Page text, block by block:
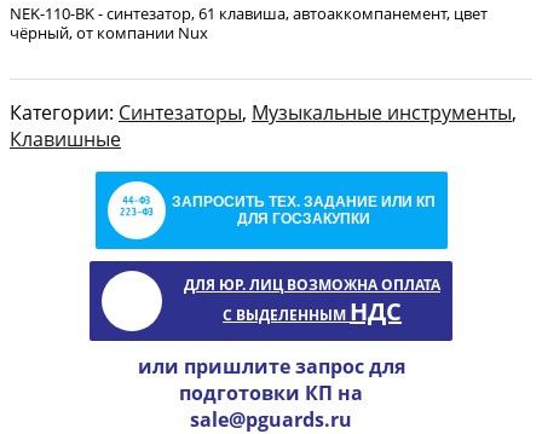
NEK-110-BK - синтезатор, 61 клавиша, автоаккомпанемент, цвет
чёрный, от компании Nux
Категории: Синтезаторы, Музыкальные инструменты,
Клавишные
ЗАПРОСИТЬ ТЕХ. ЗАДАНИЕ ИЛИ КП
ДЛЯ ГОСЗАКУПКИ
ДЛЯ ЮР. ЛИЦ ВОЗМОЖНА ОПЛАТА
С ВЫДЕЛЕННЫМ НДС
или пришлите запрос для
подготовки КП на
sale@pguards.ru